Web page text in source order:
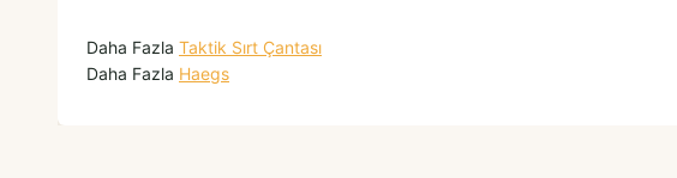
Daha Fazla Taktik Sırt Çantası
Daha Fazla Haegs